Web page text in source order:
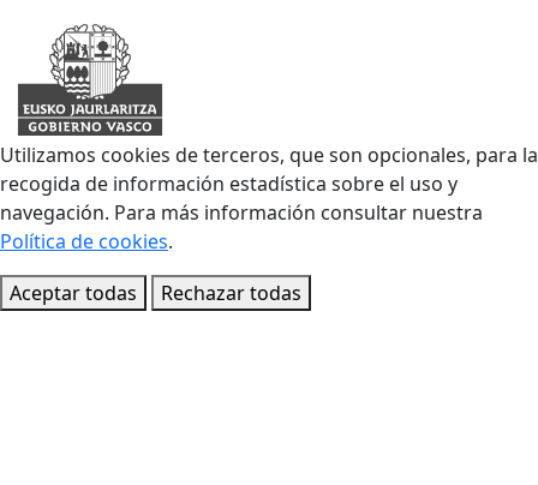
Utilizamos cookies de terceros, que son opcionales, para la
recogida de información estadística sobre el uso y
navegación. Para más información consultar nuestra
Política de cookies.
Aceptar todas
Rechazar todas